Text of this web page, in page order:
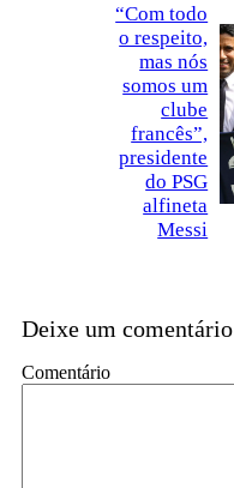
“Com todo
o respeito,
mas nós
somos um
clube
francês”,
presidente
do PSG
alfineta
Messi
Deixe um comentário
Comentário